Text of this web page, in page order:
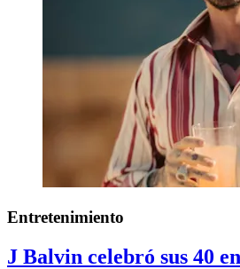
Entretenimiento
J Balvin celebró sus 40